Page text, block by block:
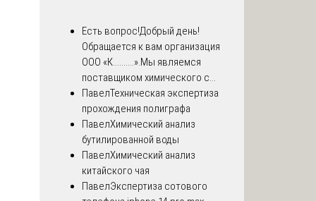
Есть вопрос!Добрый день!
Обращается к вам организация
ООО «К..........».Мы являемся
поставщиком химического с...
ПавелТехническая экспертиза
прохождения полиграфа
ПавелХимический анализ
бутилированной воды
ПавелХимический анализ
китайского чая
ПавелЭкспертиза сотового